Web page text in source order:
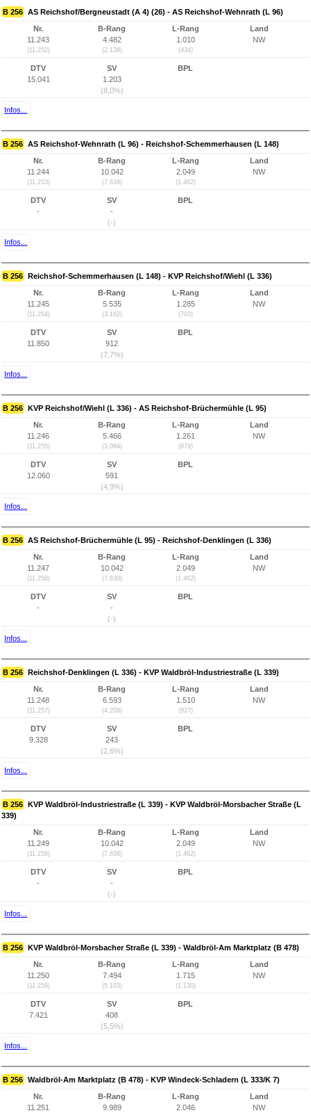
B 256 AS Reichshof/Bergneustadt (A 4) (26) - AS Reichshof-Wehnrath (L 96)
Nr.
11.243
(11.252)
B-Rang
4.482
(2.138)
L-Rang
1.010
(434)
Land
NW
DTV
15.041
SV
1.203
(8,0%)
BPL
Infos...
B 256 AS Reichshof-Wehnrath (L 96) - Reichshof-Schemmerhausen (L 148)
Nr.
11.244
(11.253)
B-Rang
10.042
(7.638)
L-Rang
2.049
(1.462)
Land
NW
DTV
-
SV
-
(-)
BPL
Infos...
B 256 Reichshof-Schemmerhausen (L 148) - KVP Reichshof/Wiehl (L 336)
Nr.
11.245
(11.254)
B-Rang
5.535
(3.162)
L-Rang
1.285
(703)
Land
NW
DTV
11.850
SV
912
(7,7%)
BPL
Infos...
B 256 KVP Reichshof/Wiehl (L 336) - AS Reichshof-Brüchermühle (L 95)
Nr.
11.246
(11.255)
B-Rang
5.466
(3.094)
L-Rang
1.261
(679)
Land
NW
DTV
12.060
SV
591
(4,9%)
BPL
Infos...
B 256 AS Reichshof-Brüchermühle (L 95) - Reichshof-Denklingen (L 336)
Nr.
11.247
(11.256)
B-Rang
10.042
(7.638)
L-Rang
2.049
(1.462)
Land
NW
DTV
-
SV
-
(-)
BPL
Infos...
B 256 Reichshof-Denklingen (L 336) - KVP Waldbröl-Industriestraße (L 339)
Nr.
11.248
(11.257)
B-Rang
6.593
(4.208)
L-Rang
1.510
(927)
Land
NW
DTV
9.328
SV
243
(2,6%)
BPL
Infos...
B 256 KVP Waldbröl-Industriestraße (L 339) - KVP Waldbröl-Morsbacher Straße (L
339)
Nr.
11.249
(11.258)
B-Rang
10.042
(7.638)
L-Rang
2.049
(1.462)
Land
NW
DTV
-
SV
-
(-)
BPL
Infos...
B 256 KVP Waldbröl-Morsbacher Straße (L 339) - Waldbröl-Am Marktplatz (B 478)
Nr.
11.250
(11.259)
B-Rang
7.494
(5.103)
L-Rang
1.715
(1.130)
Land
NW
DTV
7.421
SV
408
(5,5%)
BPL
Infos...
B 256 Waldbröl-Am Marktplatz (B 478) - KVP Windeck-Schladern (L 333/K 7)
Nr.
11.251
B-Rang
9.989
L-Rang
2.046
Land
NW